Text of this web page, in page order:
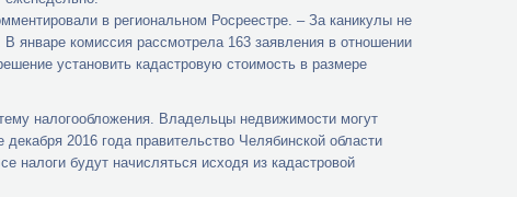
в региональном Росреестре. – За каникулы не
январе комиссия рассмотрела 163 заявления в отношении
установить кадастровую стоимость в размере
налогообложения. Владельцы недвижимости могут
2016 года правительство Челябинской области
налоги будут начисляться исходя из кадастровой